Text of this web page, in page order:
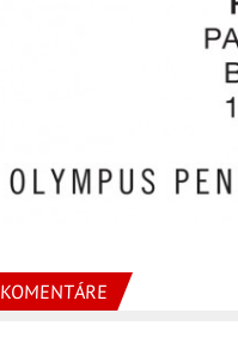
KOMENTÁRE